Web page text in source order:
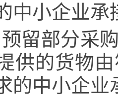
中小企业承
留部分采
供的货物
的中小企